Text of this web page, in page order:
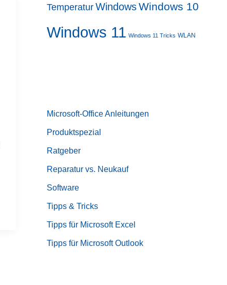
Temperatur WindowsWindows 10
Windows 11 Windows 11 Tricks WLAN
Microsoft-Office Anleitungen
Produktspezial
Ratgeber
Reparatur vs. Neukauf
Software
Tipps & Tricks
Tipps für Microsoft Excel
Tipps für Microsoft Outlook